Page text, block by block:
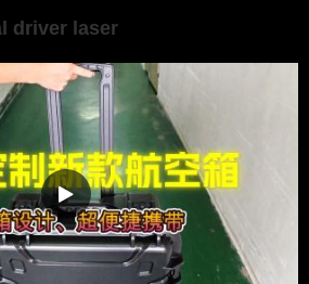
driver laser